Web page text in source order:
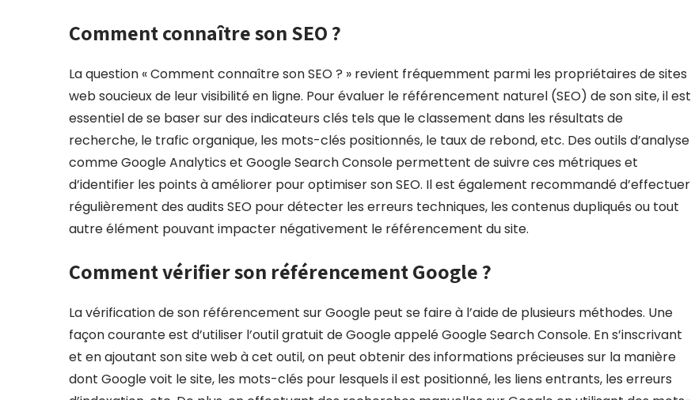
Comment connaître son SEO ?
La question « Comment connaître son SEO ? » revient fréquemment parmi les propriétaires de sites
web soucieux de leur visibilité en ligne. Pour évaluer le référencement naturel (SEO) de son site, il est
essentiel de se baser sur des indicateurs clés tels que le classement dans les résultats de
recherche, le trafic organique, les mots-clés positionnés, le taux de rebond, etc. Des outils d’analyse
comme Google Analytics et Google Search Console permettent de suivre ces métriques et
d’identifier les points à améliorer pour optimiser son SEO. Il est également recommandé d’effectuer
régulièrement des audits SEO pour détecter les erreurs techniques, les contenus dupliqués ou tout
autre élément pouvant impacter négativement le référencement du site.
Comment vérifier son référencement Google ?
La vérification de son référencement sur Google peut se faire à l’aide de plusieurs méthodes. Une
façon courante est d’utiliser l’outil gratuit de Google appelé Google Search Console. En s’inscrivant
et en ajoutant son site web à cet outil, on peut obtenir des informations précieuses sur la manière
dont Google voit le site, les mots-clés pour lesquels il est positionné, les liens entrants, les erreurs